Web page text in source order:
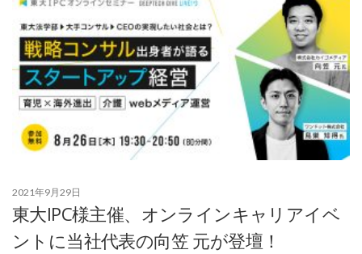
2021年9月29日
東大IPC様主催、オンラインキャリアイベ
ントに当社代表の向笠 元が登壇！